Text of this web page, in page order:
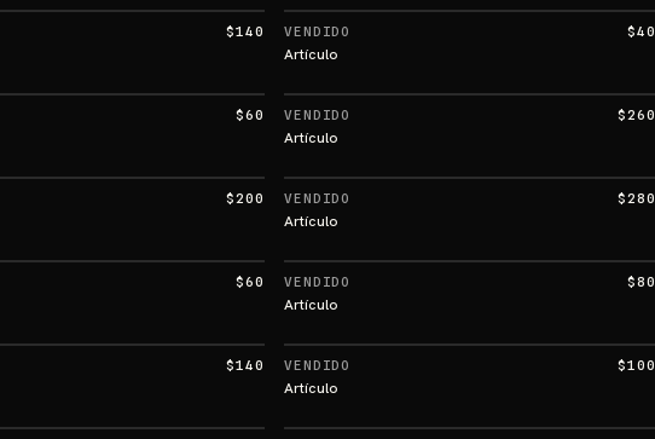
$140 VENDIDO $40
Artículo
$60 VENDIDO $260
Artículo
$200 VENDIDO $280
Artículo
$60 VENDIDO $80
Artículo
$140 VENDIDO $100
Artículo